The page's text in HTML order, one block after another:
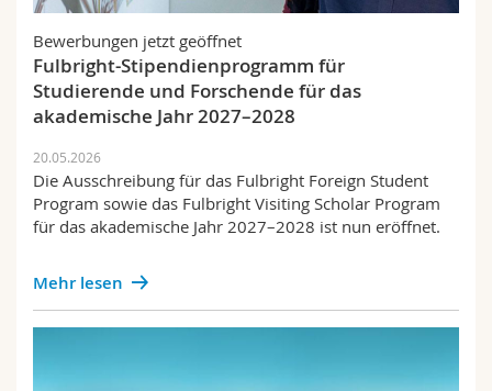
Bewerbungen jetzt geöffnet
Fulbright-Stipendienprogramm für
Studierende und Forschende für das
akademische Jahr 2027–2028
20.05.2026
Die Ausschreibung für das Fulbright Foreign Student
Program sowie das Fulbright Visiting Scholar Program
für das akademische Jahr 2027–2028 ist nun eröffnet.
Mehr lesen